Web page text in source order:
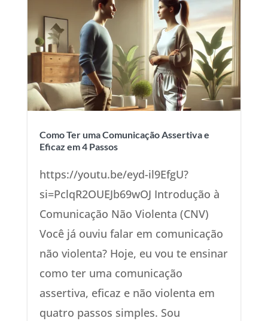
Como Ter uma Comunicação Assertiva e
Eficaz em 4 Passos
https://youtu.be/eyd-il9EfgU?
si=PclqR2OUEJb69wOJ Introdução à
Comunicação Não Violenta (CNV)
Você já ouviu falar em comunicação
não violenta? Hoje, eu vou te ensinar
como ter uma comunicação
assertiva, eficaz e não violenta em
quatro passos simples. Sou